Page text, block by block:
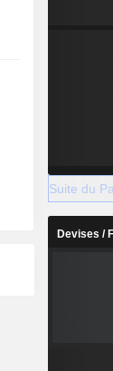
Suite du
Devises /